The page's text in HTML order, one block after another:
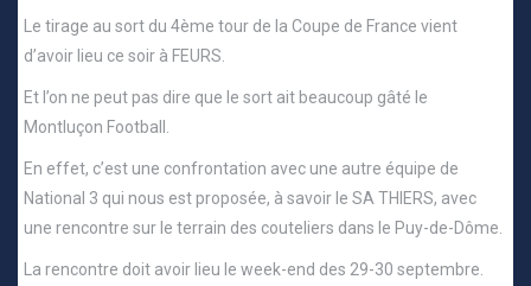
Le tirage au sort du 4ème tour de la Coupe de France vient
d’avoir lieu ce soir à FEURS.
Et l’on ne peut pas dire que le sort ait beaucoup gâté le
Montluçon Football.
En effet, c’est une confrontation avec une autre équipe de
National 3 qui nous est proposée, à savoir le SA THIERS, avec
une rencontre sur le terrain des couteliers dans le Puy-de-Dôme.
La rencontre doit avoir lieu le week-end des 29-30 septembre.